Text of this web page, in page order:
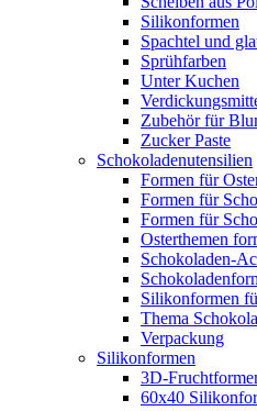
Silikonformen
Spachtel und
Sprühfarben
Unter Kuchen
Zubehör für
Zucker Paste
Schokoladenutensilien
Formen für
Formen für
Formen für
Osterthemen
Schokoladen-
Silikonformen
Thema
Verpackung
Silikonformen
3D-
60x40